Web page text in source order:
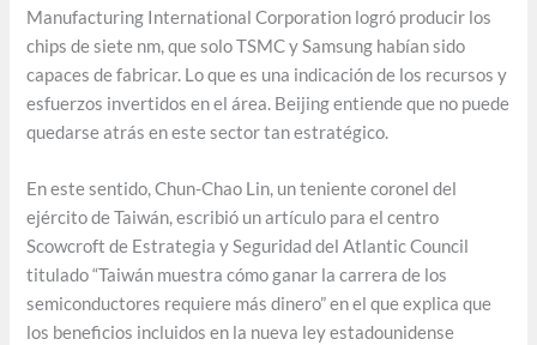
Manufacturing International Corporation logró producir los
chips de siete nm, que solo TSMC y Samsung habían sido
capaces de fabricar. Lo que es una indicación de los recursos y
esfuerzos invertidos en el área. Beijing entiende que no puede
quedarse atrás en este sector tan estratégico.
En este sentido, Chun-Chao Lin, un teniente coronel del
ejército de Taiwán, escribió un artículo para el centro
Scowcroft de Estrategia y Seguridad del Atlantic Council
titulado “Taiwán muestra cómo ganar la carrera de los
semiconductores requiere más dinero” en el que explica que
los beneficios incluidos en la nueva ley estadounidense